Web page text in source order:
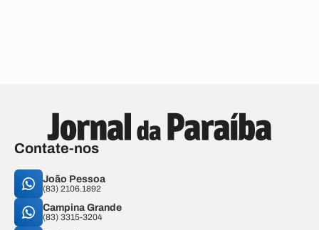
Contate-nos
João Pessoa
(83) 2106.1892
Campina Grande
(83) 3315-3204